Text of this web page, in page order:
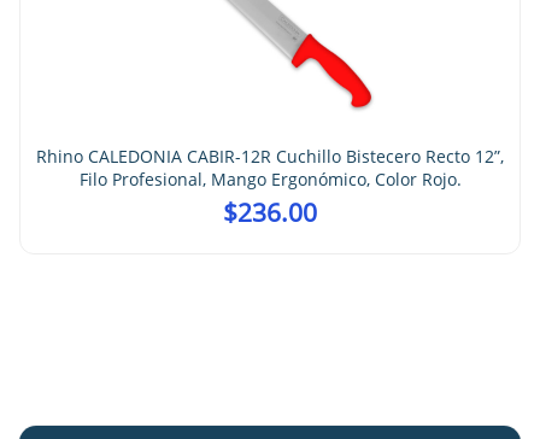
Rhino CALEDONIA CABIR-12R Cuchillo Bistecero Recto 12”,
Filo Profesional, Mango Ergonómico, Color Rojo.
$236.00